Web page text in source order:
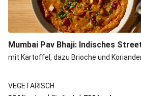
Mumbai Pav Bhaji: Indisches
mit Kartoffel, dazu Brioche und
VEGETARISCH